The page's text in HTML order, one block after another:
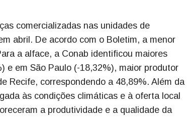
comercializadas nas unidades de
abril. De acordo com o Boletim, a menor
a alface, a Conab identificou maiores
e em São Paulo (-18,32%), maior produtor
Recife, correspondendo a 48,89%. Além da
às condições climáticas e à oferta local
a produtividade e a qualidade da